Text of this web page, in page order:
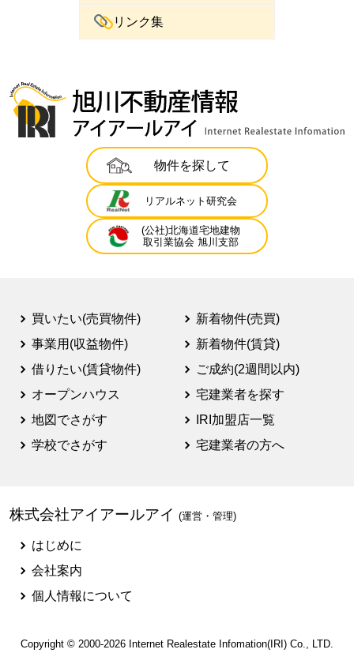
リンク集
物件を探して
リアルネット研究会
(公社)北海道宅地建物
取引業協会 旭川支部
買いたい(売買物件)
事業用(収益物件)
借りたい(賃貸物件)
オープンハウス
地図でさがす
学校でさがす
新着物件(売買)
新着物件(賃貸)
ご成約(2週間以内)
宅建業者を探す
IRI加盟店一覧
宅建業者の方へ
株式会社アイアールアイ (運営・管理)
はじめに
会社案内
個人情報について
Copyright © 2000-2026 Internet Realestate Infomation(IRI) Co., LTD.